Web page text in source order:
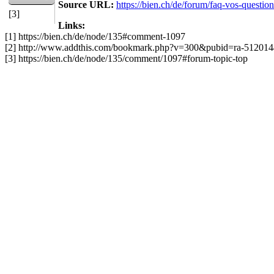
[3]
Source URL: https://bien.ch/de/forum/faq-vos-
Links:
[1] https://bien.ch/de/node/135#comment-1097
[2] http://www.addthis.com/bookmark.php?v=300&pubid=ra-
[3] https://bien.ch/de/node/135/comment/1097#forum-topic-top